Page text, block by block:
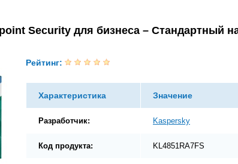
Security для бизнеса – Стандартный
Рейтинг:
Характеристика Значение
Разработчик: Kaspersky
Код продукта: KL4851RA7FS